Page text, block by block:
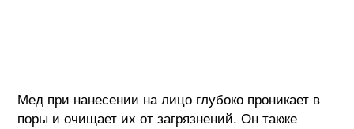
Мед при нанесении на лицо глубоко проникает в
поры и очищает их от загрязнений. Он также